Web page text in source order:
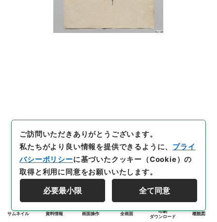
サムネイル 資料情報 画面操作 全画面
印刷
ダウンロード
概観図
ご訪問いただきありがとうございます。
私たちがより良い情報を提供できるように、 プライ
バシーポリシーに基づいたクッキー（Cookie）の
取得と利用に同意をお願いいたします。
必要最小限 全て同意